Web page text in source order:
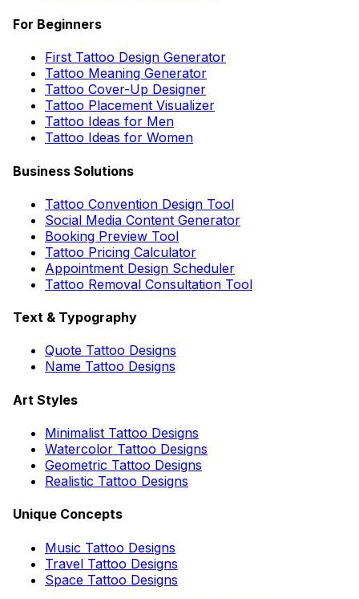
For Beginners
First Tattoo Design Generator
Tattoo Meaning Generator
Tattoo Cover-Up Designer
Tattoo Placement Visualizer
Tattoo Ideas for Men
Tattoo Ideas for Women
Business Solutions
Tattoo Convention Design Tool
Social Media Content Generator
Booking Preview Tool
Tattoo Pricing Calculator
Appointment Design Scheduler
Tattoo Removal Consultation Tool
Text & Typography
Quote Tattoo Designs
Name Tattoo Designs
Art Styles
Minimalist Tattoo Designs
Watercolor Tattoo Designs
Geometric Tattoo Designs
Realistic Tattoo Designs
Unique Concepts
Music Tattoo Designs
Travel Tattoo Designs
Space Tattoo Designs